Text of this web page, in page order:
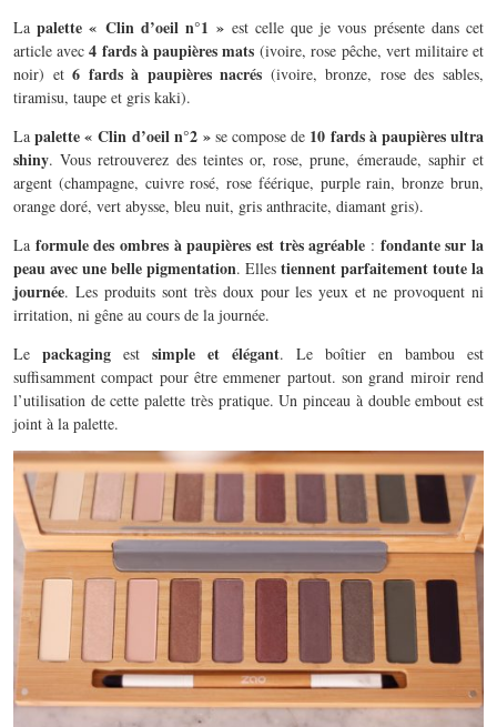
Lapalette « Clin d’oeil n°1 » est celle que je vous présente dans cet
article avec4 fards à paupières mats (ivoire, rose pêche, vert militaire et
noir) et6 fards à paupières nacrés (ivoire, bronze, rose des sables,
tiramisu, taupe et gris kaki).
Lapalette « Clin d’oeil n°2 »se compose de 10 fards à paupières ultra
shiny. Vous retrouverez des teintes or, rose, prune, émeraude, saphir et
argent (champagne, cuivre rosé, rose féérique, purple rain, bronze brun,
orange doré, vert abysse, bleu nuit, gris anthracite, diamant gris).
La formule des ombres à paupières est très agréable : fondante sur la
peau avec une belle pigmentation. Elles tiennent parfaitement toute la
journée. Les produits sont très doux pour les yeux et ne provoquent ni
irritation, ni gêne au cours de la journée.
Le packaging est simple et élégant. Le boîtier en bambou est
suffisamment compact pour être emmener partout. son grand miroir rend
l’utilisation de cette palette très pratique. Un pinceau à double embout est
joint à la palette.